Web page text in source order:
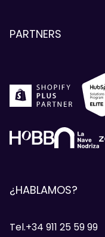
PARTNERS
¿HABLAMOS?
Tel.+34 911 25 59 99